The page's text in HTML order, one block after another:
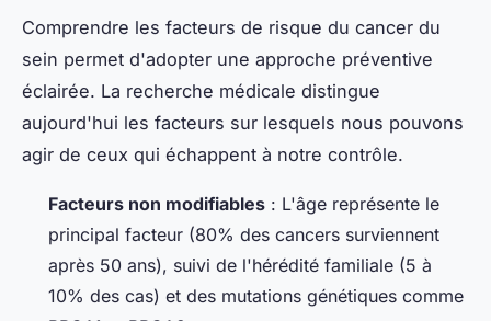
Comprendre les facteurs de risque du cancer du
sein permet d'adopter une approche préventive
éclairée. La recherche médicale distingue
aujourd'hui les facteurs sur lesquels nous pouvons
agir de ceux qui échappent à notre contrôle.
Facteurs non modifiables : L'âge représente le
principal facteur (80% des cancers surviennent
après 50 ans), suivi de l'hérédité familiale (5 à
10% des cas) et des mutations génétiques comme